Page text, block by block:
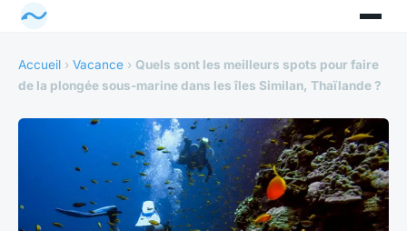
Accueil › Vacance › Quels sont les meilleurs spots pour faire
de la plongée sous-marine dans les îles Similan, Thaïlande ?